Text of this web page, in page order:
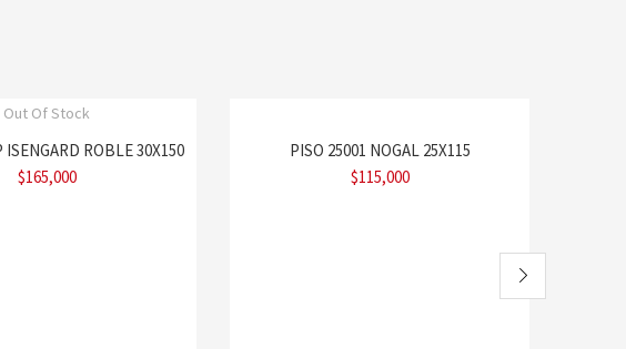
Out Of Stock
ISENGARD ROBLE 30X150
$165,000
PISO 25001 NOGAL 25X115
$115,000